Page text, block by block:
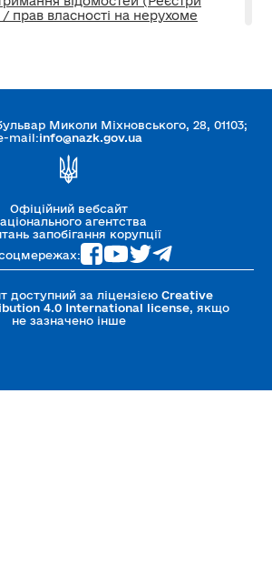
прав власності на нерухоме
Миколи Міхновського, 28, 01103;
mail:info@nazk.gov.ua
Офіційний вебсайт
агентства
запобігання корупції
доступний за ліцензією Creative
4.0 International license, якщо
не зазначено інше